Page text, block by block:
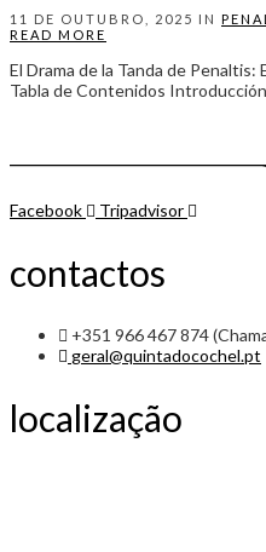
11 DE OUTUBRO, 2025 IN
READ MORE
El Drama de la Tanda de
Tabla de Contenidos
Facebook Tripadvisor
contactos
+351 966 467 874
geral@quintadocochel.pt
localização